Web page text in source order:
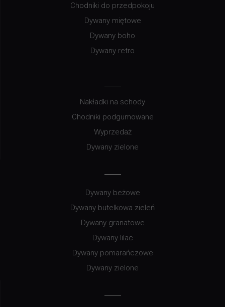
Chodniki do przedpokoju
Dywany miętowe
Dywany boho
Dywany retro
Nakładki na schody
Chodniki podgumowane
Wyprzedaż
Dywany zielone
Dywany beżowe
Dywany butelkowa zieleń
Dywany granatowe
Dywany lilac
Dywany pomarańczowe
Dywany zielone